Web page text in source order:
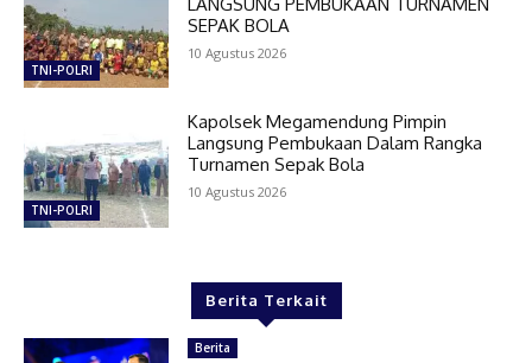
TNI-POLRI
SEPAK BOLA
10 Agustus 2026
TNI-POLRI
Kapolsek Megamendung Pimpin
Langsung Pembukaan Dalam Rangka
Turnamen Sepak Bola
10 Agustus 2026
Berita Terkait
Berita